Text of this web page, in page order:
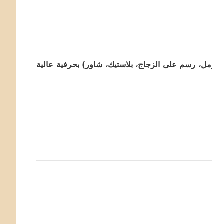
على الزجاج، بلاستيك، شاور) بحرفية عالية